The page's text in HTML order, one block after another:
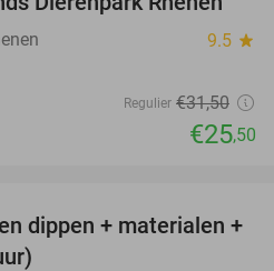
19%
9.5 star
Regulier €31,50
€25,50
50%
dippen + materialen +